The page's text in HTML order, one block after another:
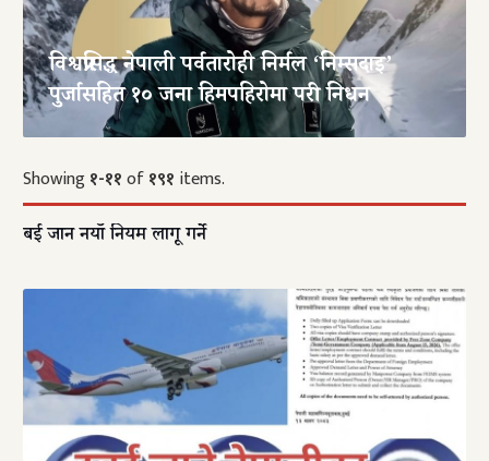
विश्वप्रसिद्ध नेपाली पर्वतारोही निर्मल ‘निम्सदाइ’
पुर्जासहित १० जना हिमपहिरोमा परी निधन
Showing१-११of१९१ items.
दुबई जान नयाँ नियम लागू गर्ने